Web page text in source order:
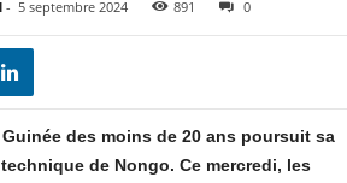
- 5 septembre 2024 891 0
des moins de 20 ans poursuit sa
de Nongo. Ce mercredi, les